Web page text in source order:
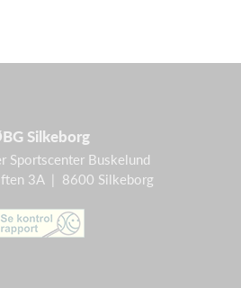
Silkeborg
Sportscenter Buskelund
3A | 8600 Silkeborg